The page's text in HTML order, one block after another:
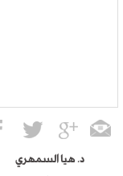
د. هيا السمهري